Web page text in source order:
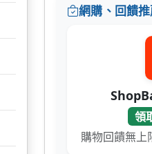
網購、回饋
領
購物回饋無上